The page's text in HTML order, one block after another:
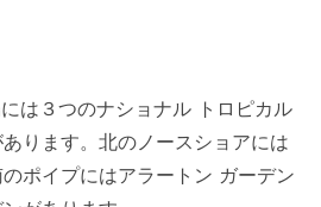
には３つのナショナル トロピカル
ります。北のノースショアには
ポイプにはアラートン ガーデン